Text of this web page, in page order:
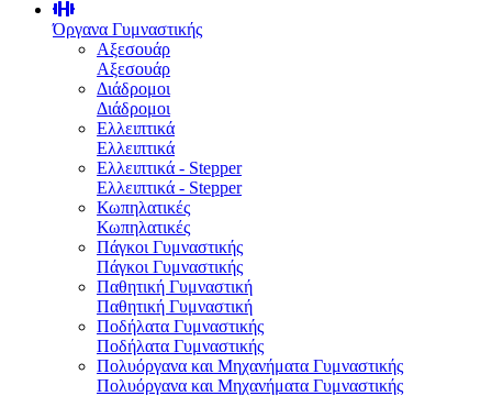
Όργανα Γυμναστικής
Αξεσουάρ
Αξεσουάρ
Διάδρομοι
Διάδρομοι
Ελλειπτικά
Ελλειπτικά
Ελλειπτικά - Stepper
Ελλειπτικά - Stepper
Κωπηλατικές
Κωπηλατικές
Πάγκοι Γυμναστικής
Πάγκοι Γυμναστικής
Παθητική Γυμναστική
Παθητική Γυμναστική
Ποδήλατα Γυμναστικής
Ποδήλατα Γυμναστικής
Πολυόργανα και Μηχανήματα Γυμναστικής
Πολυόργανα και Μηχανήματα Γυμναστικής